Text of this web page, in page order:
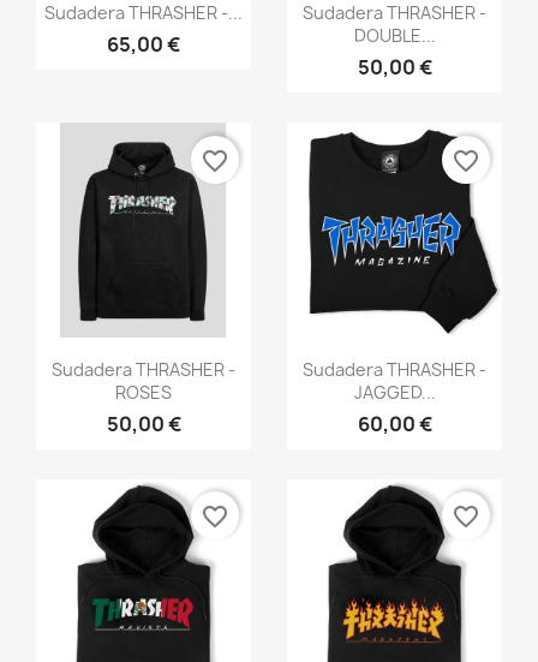
Vista rápida
Sudadera THRASHER -...
65,00 €
Vista rápida
Sudadera THRASHER -
DOUBLE...
50,00 €
Vista rápida
Sudadera THRASHER -
ROSES
50,00 €
favorite_border
Vista rápida
Sudadera THRASHER -
JAGGED...
60,00 €
favorite_border
favorite_border favorite_border